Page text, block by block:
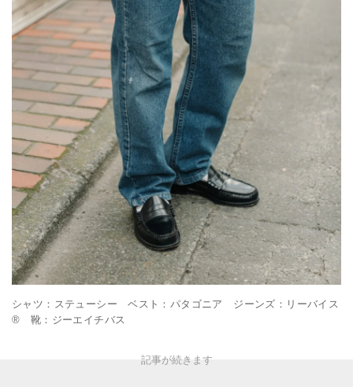
シャツ：ステューシー ベスト：パタゴニア ジーンズ：リーバイス
® 靴：ジーエイチバス